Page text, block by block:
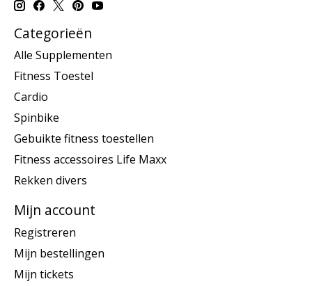
Categorieën
Alle Supplementen
Fitness Toestel
Cardio
Spinbike
Gebuikte fitness toestellen
Fitness accessoires Life Maxx
Rekken divers
Mijn account
Registreren
Mijn bestellingen
Mijn tickets